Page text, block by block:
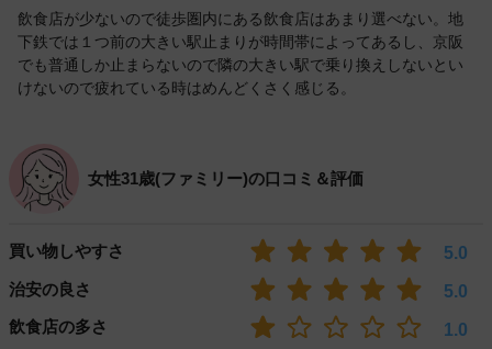
飲食店が少ないので徒歩圏内にある飲食店はあまり選べない。地
下鉄では１つ前の大きい駅止まりが時間帯によってあるし、京阪
でも普通しか止まらないので隣の大きい駅で乗り換えしないとい
けないので疲れている時はめんどくさく感じる。
女性31歳(ファミリー)の口コミ＆評価
買い物しやすさ
5.0
治安の良さ
5.0
飲食店の多さ
1.0